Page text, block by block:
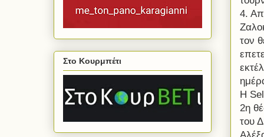
4.
τον
Η
2η
του
Στο Κουρμπέτι